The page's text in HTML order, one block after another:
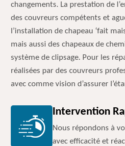
changements. La prestation de
des couvreurs compétents et
l’installation de chapeau ‘fait
mais aussi des chapeaux de
système de clipsage. Pour les
réalisées par des couvreurs
avec comme vision d’assurer
Intervention
Nous répondons à
avec efficacité et